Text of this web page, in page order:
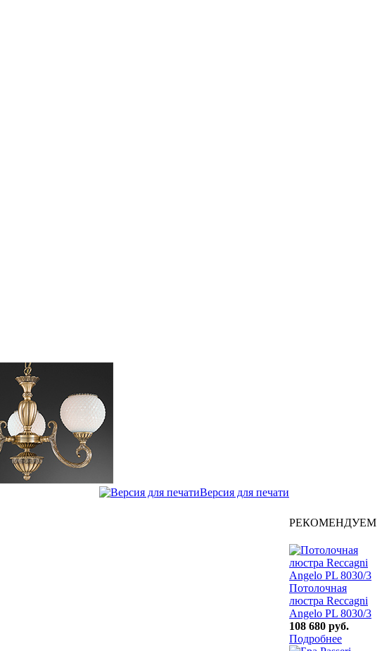
Версия для печати
РЕКОМЕНДУЕМ
Потолочная
люстра Reccagni
Angelo PL 8030/3
108 680 руб.
Подробнее